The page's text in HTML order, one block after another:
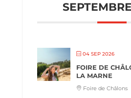
04 SEP 2026
FOIRE DE
LA MARNE
Foire de Châlons